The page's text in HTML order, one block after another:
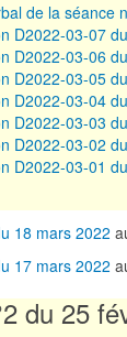
de la séance
D2022-03-07
D2022-03-06
D2022-03-05
D2022-03-04
D2022-03-03
D2022-03-02
D2022-03-01
18 mars 2022
17 mars 2022
du 25